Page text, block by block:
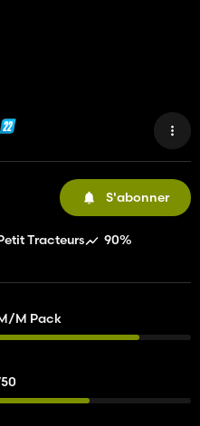
S'abonner
Tracteurs
90%
M Pack